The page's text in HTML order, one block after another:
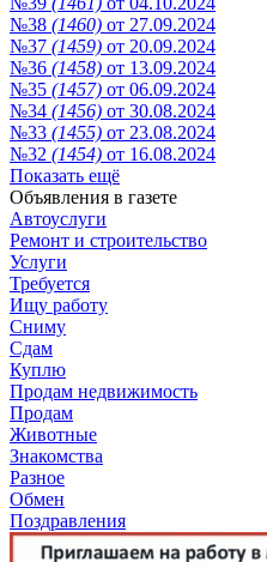
№38 (1460) от 27.09.2024
№37 (1459) от 20.09.2024
№36 (1458) от 13.09.2024
№35 (1457) от 06.09.2024
№34 (1456) от 30.08.2024
№33 (1455) от 23.08.2024
№32 (1454) от 16.08.2024
Показать ещё
Объявления в газете
Автоуслуги
Ремонт и строительство
Услуги
Требуется
Ищу работу
Сниму
Сдам
Куплю
Продам недвижимость
Продам
Животные
Знакомства
Разное
Обмен
Поздравления